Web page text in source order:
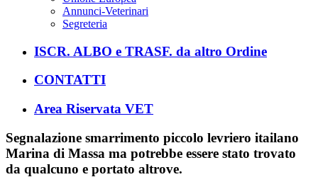
Annunci-Veterinari
Segreteria
ISCR. ALBO e TRASF. da altro Ordine
CONTATTI
Area Riservata VET
Segnalazione smarrimento piccolo levriero itailano
Marina di Massa ma potrebbe essere stato trovato
da qualcuno e portato altrove.⁩